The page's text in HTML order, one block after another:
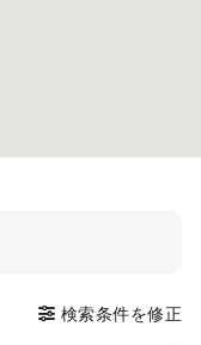
検索条件を修正